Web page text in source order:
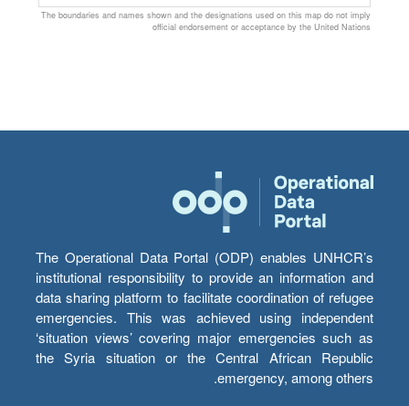
The boundaries and names shown and the designations used on this map do not imply
official endorsement or acceptance by the United Nations
The Operational Data Portal (ODP) enables UNHCR’s
institutional responsibility to provide an information and
data sharing platform to facilitate coordination of refugee
emergencies. This was achieved using independent
‘situation views’ covering major emergencies such as
the Syria situation or the Central African Republic
emergency, among others.